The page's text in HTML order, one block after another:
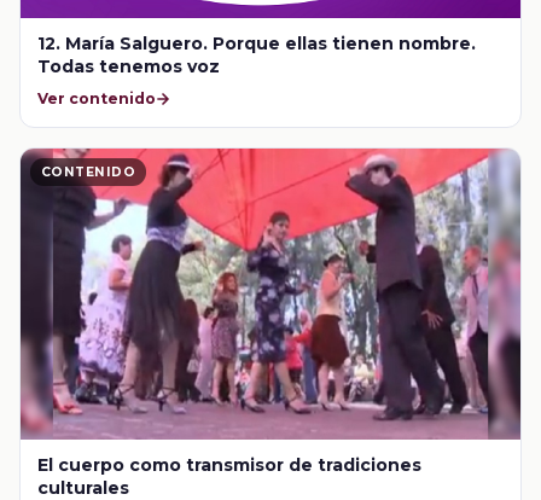
12. María Salguero. Porque ellas tienen nombre.
Todas tenemos voz
Ver contenido
CONTENIDO
El cuerpo como transmisor de tradiciones
culturales